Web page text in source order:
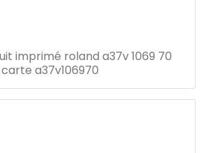
imprimé roland a37v 1069 70
carte a37v106970